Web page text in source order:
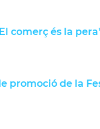
comerç és la
promoció de la